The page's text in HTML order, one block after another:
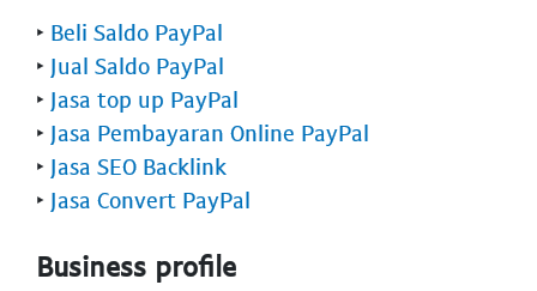
‣ Beli Saldo PayPal
‣ Jual Saldo PayPal
‣ Jasa top up PayPal
‣ Jasa Pembayaran Online PayPal
‣ Jasa SEO Backlink
‣ Jasa Convert PayPal
Business profile